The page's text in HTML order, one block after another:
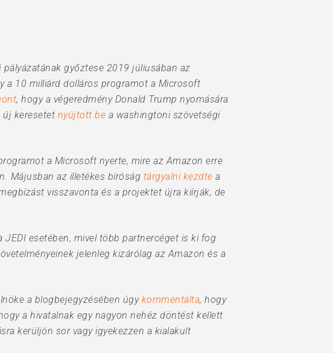
győztese 2019 júliusában az
a 10 milliárd dolláros programot a Microsoft
, hogy a végeredmény Donald Trump nyomására
új keresetet nyújtott be a washingtoni szövetségi
a Microsoft nyerte, mire az Amazon erre
Májusban az illetékes bíróság tárgyalni kezdte a
visszavonta és a projektet újra kiírják, de
esetében, mivel több partnercéget is ki fog
jelenleg kizárólag az Amazon és a
a blogbejegyzésében úgy kommentálta, hogy
a hivatalnak egy nagyon nehéz döntést kellett
kerüljön sor vagy igyekezzen a kialakult